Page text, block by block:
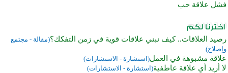
فشل علاقة حب
رصيد العلاقات.. كيف نبني علاقات قوية في زمن التفكك؟(مقالة - مجتمع
وإصلاح)
علاقة مشبوهة في العمل(استشارة - الاستشارات)
لا أريد أي علاقة عاطفية(استشارة - الاستشارات)